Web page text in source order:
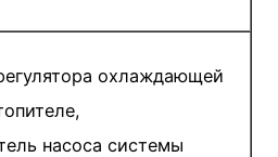
охлаждающей
насоса системы